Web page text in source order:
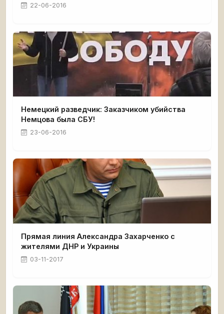
22-06-2016
Немецкий разведчик: Заказчиком убийства
Немцова была СБУ!
23-06-2016
Прямая линия Александра Захарченко с
жителями ДНР и Украины
03-11-2017